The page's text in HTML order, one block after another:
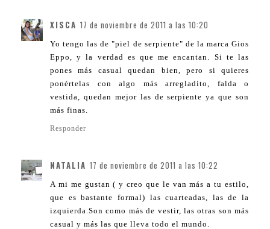
XISCA 17 de noviembre de 2011 a las 10:20
Yo tengo las de "piel de serpiente" de la marca Gios
Eppo, y la verdad es que me encantan. Si te las
pones más casual quedan bien, pero si quieres
ponértelas con algo más arregladito, falda o
vestida, quedan mejor las de serpiente ya que son
más finas.
Responder
NATALIA 17 de noviembre de 2011 a las 10:22
A mi me gustan ( y creo que le van más a tu estilo,
que es bastante formal) las cuarteadas, las de la
izquierda.Son como más de vestir, las otras son más
casual y más las que lleva todo el mundo.